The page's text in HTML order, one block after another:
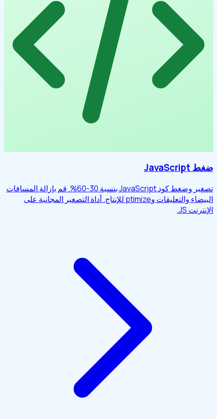
ضغط JavaScript
تصغير وضغط كود JavaScript بنسبة 30-60%. قم بإزالة المسافات
البيضاء والتعليقات وptimize للإنتاج. أداة التصغير المجانية على
الإنترنت JS.